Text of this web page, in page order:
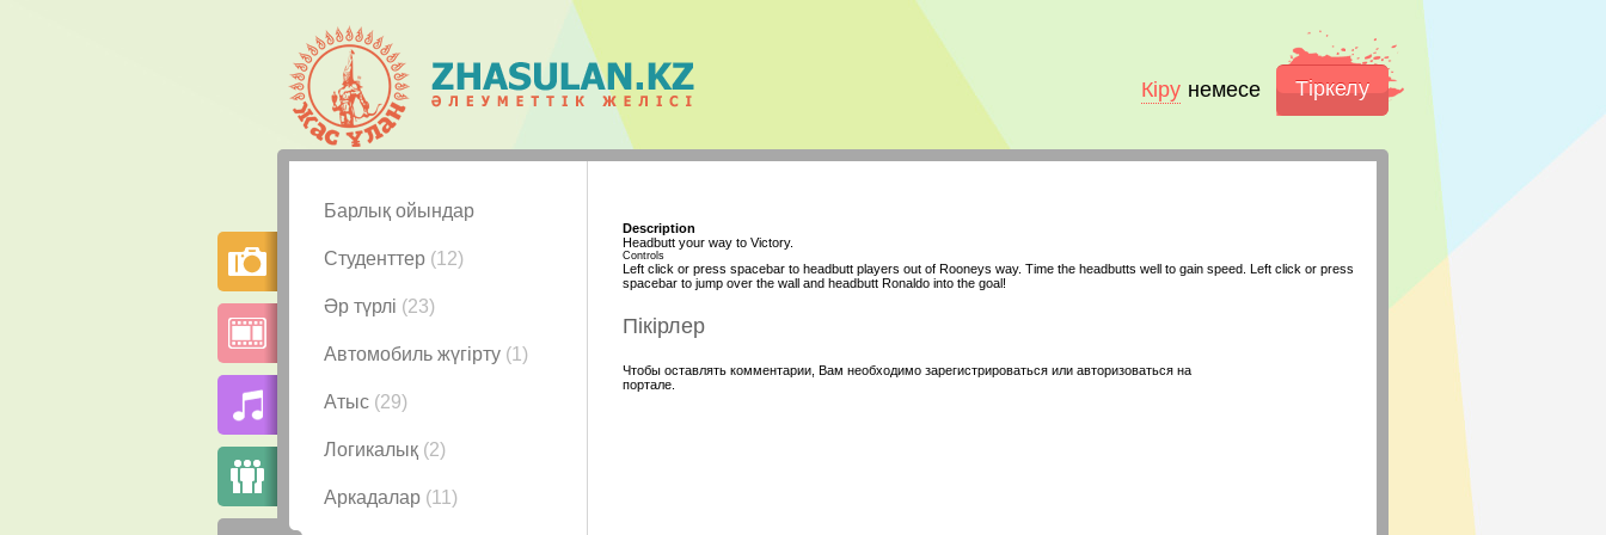
Кіру немесе Тіркелу
Барлық ойындар
Студенттер (12)
Әр түрлі (23)
Автомобиль жүгірту (1)
Атыс (29)
Логикалық (2)
Аркадалар (11)
Description
Headbutt your way to Victory.
Controls
Left click or press spacebar to headbutt players out of Rooneys way. Time the headbutts well to gain speed. Left click or press
spacebar to jump over the wall and headbutt Ronaldo into the goal!
Пікірлер
Чтобы оставлять комментарии, Вам необходимо зарегистрироваться или авторизоваться на
портале.